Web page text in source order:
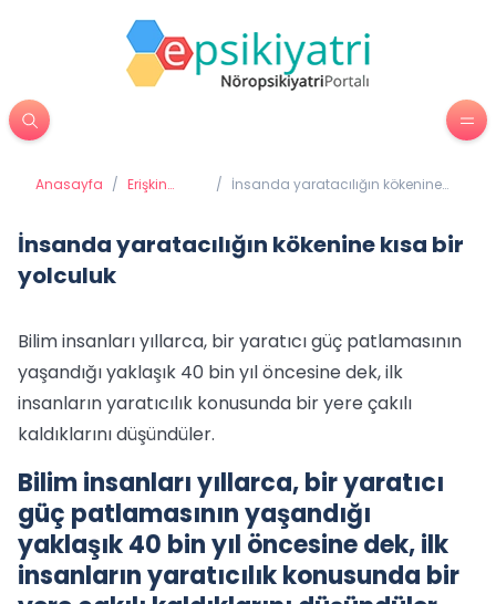
Anasayfa / Erişkin
/ İnsanda yaratacılığın kökenine
İnsanda yaratacılığın kökenine kısa bir
yolculuk
Bilim insanları yıllarca, bir yaratıcı güç patlamasının
yaşandığı yaklaşık 40 bin yıl öncesine dek, ilk
insanların yaratıcılık konusunda bir yere çakılı
kaldıklarını düşündüler.
Bilim insanları yıllarca, bir yaratıcı
güç patlamasının yaşandığı
yaklaşık 40 bin yıl öncesine dek, ilk
insanların yaratıcılık konusunda bir